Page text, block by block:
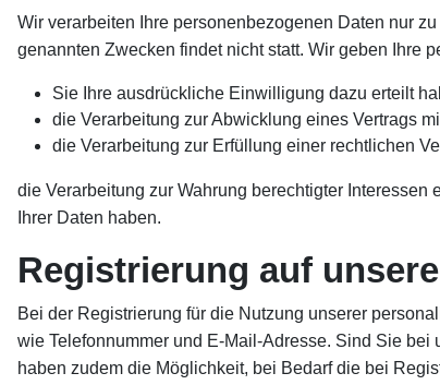
Wir verarbeiten Ihre personenbezogenen Daten nur
genannten Zwecken findet nicht statt. Wir geben Ihre
Sie Ihre ausdrückliche Einwilligung dazu erteilt
die Verarbeitung zur Abwicklung eines Vertrags
die Verarbeitung zur Erfüllung einer rechtlichen
die Verarbeitung zur Wahrung berechtigter
Ihrer Daten haben.
Registrierung auf
Bei der Registrierung für die Nutzung unserer
wie Telefonnummer und E-Mail-Adresse. Sind Sie
haben zudem die Möglichkeit, bei Bedarf die bei